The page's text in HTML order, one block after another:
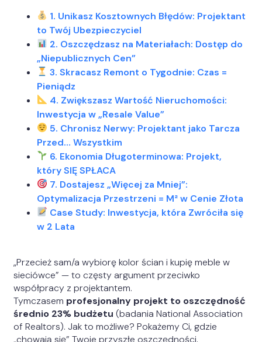
1. Unikasz Kosztownych Błędów: Projektant
to Twój Ubezpieczyciel
2. Oszczędzasz na Materiałach: Dostęp do
„Niepublicznych Cen”
3. Skracasz Remont o Tygodnie: Czas =
Pieniądz
4. Zwiększasz Wartość Nieruchomości:
Inwestycja w „Resale Value”
5. Chronisz Nerwy: Projektant jako Tarcza
Przed… Wszystkim
6. Ekonomia Długoterminowa: Projekt,
który SIĘ SPŁACA
7. Dostajesz „Więcej za Mniej”:
Optymalizacja Przestrzeni = M² w Cenie Złota
Case Study: Inwestycja, która Zwróciła się
w 2 Lata
„Przecież sam/a wybiorę kolor ścian i kupię meble w
sieciówce” — to częsty argument przeciwko
współpracy z projektantem.
Tymczasem profesjonalny projekt to oszczędność
średnio 23% budżetu (badania National Association
of Realtors). Jak to możliwe? Pokażemy Ci, gdzie
„chowają się” Twoje przyszłe oszczędności.